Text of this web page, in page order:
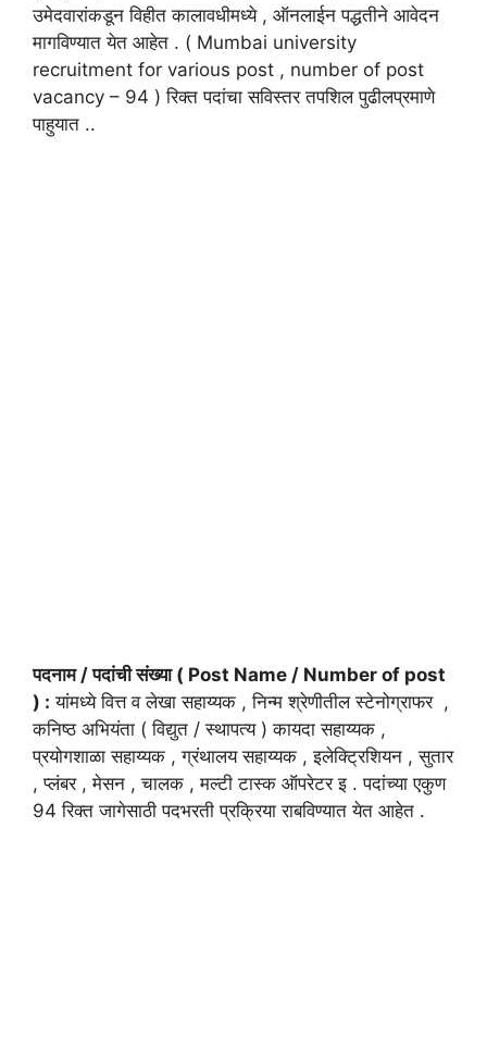
उमेदवारांकडून विहीत कालावधीमध्ये , ऑनलाईन पद्धतीने आवेदन
मागविण्यात येत आहेत . ( Mumbai university
recruitment for various post , number of post
vacancy – 94 ) रिक्त पदांचा सविस्तर तपशिल पुढीलप्रमाणे
पाहुयात ..
पदनाम / पदांची संख्या ( Post Name / Number of post
) : यांमध्ये वित्त व लेखा सहाय्यक , निन्म श्रेणीतील स्टेनोग्राफर ,
कनिष्ठ अभियंता ( विद्युत / स्थापत्य ) कायदा सहाय्यक ,
प्रयोगशाळा सहाय्यक , ग्रंथालय सहाय्यक , इलेक्ट्रिशियन , सुतार
, प्लंबर , मेसन , चालक , मल्टी टास्क ऑपरेटर इ . पदांच्या एकुण
94 रिक्त जागेसाठी पदभरती प्रक्रिया राबविण्यात येत आहेत .